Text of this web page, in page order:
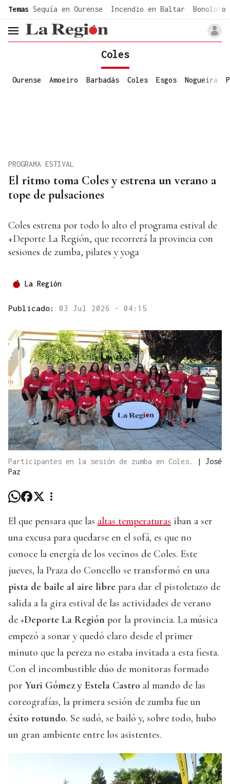
common.go-to-content
Temas Sequía en Ourense Incendio en Baltar Bonoloto
header.menu.open
Coles
Ourense Amoeiro Barbadás Coles Esgos Nogueira
El ritmo toma Coles y estrena un verano a
tope de pulsaciones
PROGRAMA ESTIVAL
Coles estrena por todo lo alto el programa estival de
+Deporte La Región, que recorrerá la provincia con
sesiones de zumba, pilates y yoga
La Región
Publicado: 03 Jul 2026 - 04:15
Participantes en la sesión de zumba en Coles. | José
Paz
El que pensara que las altas temperaturas iban a ser
una excusa para quedarse en el sofá, es que no
conoce la energía de los vecinos de Coles. Este
jueves, la Praza do Concello se transformó en una
pista de baile al aire libre para dar el pistoletazo de
salida a la gira estival de las actividades de verano
de +Deporte La Región por la provincia. La música
empezó a sonar y quedó claro desde el primer
minuto que la pereza no estaba invitada a esta fiesta.
Con el incombustible dúo de monitoras formado
por Yuri Gómez y Estela Castro al mando de las
coreografías, la primera sesión de zumba fue un
éxito rotundo. Se sudó, se bailó y, sobre todo, hubo
un gran ambiente entre los asistentes.